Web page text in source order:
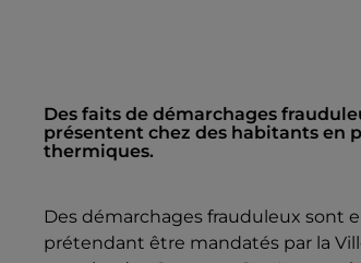
Des faits de démarchages
présentent chez des habitants en
thermiques.
Des démarchages frauduleux sont
prétendant être mandatés par la